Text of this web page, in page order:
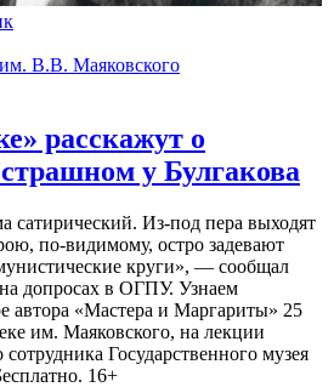
В.В. Маяковского
расскажут о
у Булгакова
сатирический. Из-под пера выходят
по-видимому, остро задевают
круги», — сообщал
допросах в ОГПУ. Узнаем
автора «Мастера и Маргариты» 25
им. Маяковского, на лекции
сотрудника Государственного музея
16+